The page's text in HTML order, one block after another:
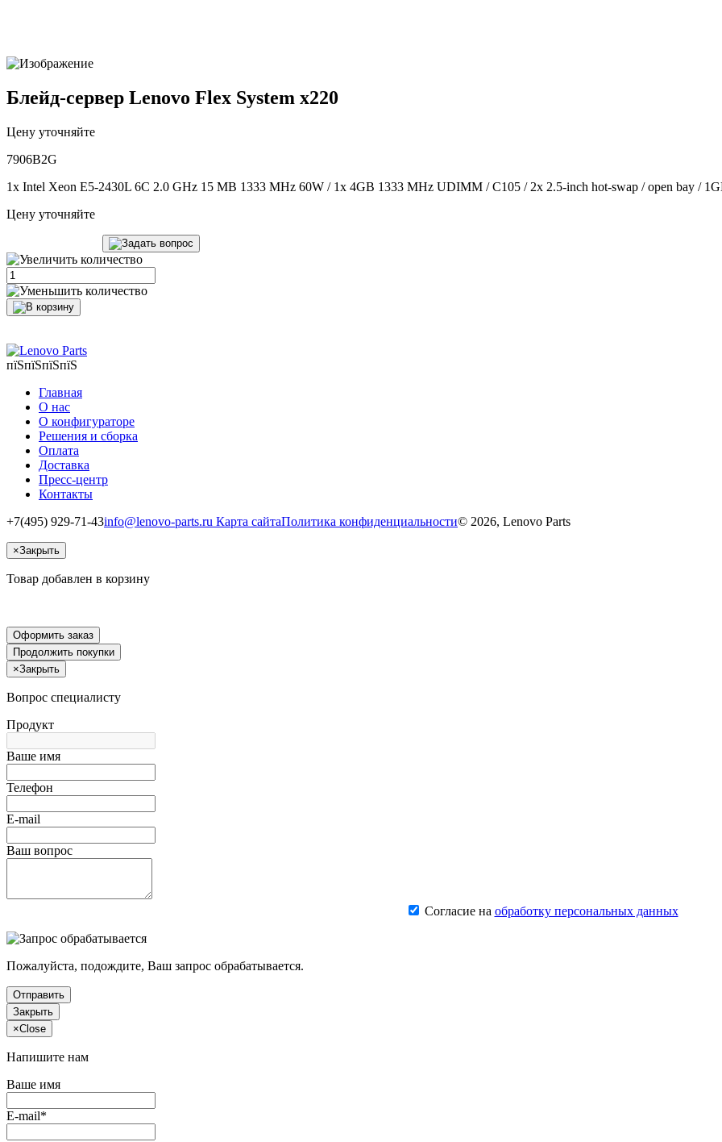
Блейд-сервер Lenovo Flex System x220
Цену уточняйте
7906B2G
1x Intel Xeon E5-2430L 6C 2.0 GHz 15 MB 1333 MHz 60W / 1x 4GB 1333 MHz UDIMM / C105 / 2x 2.5-inch hot-swap / open bay /
Цену уточняйте
пїЅпїЅпїЅпїЅ
Главная
О нас
О конфигураторе
Решения и сборка
Оплата
Доставка
Пресс-центр
Контакты
+7(495) 929-71-43info@lenovo-parts.ru Карта сайтаПолитика конфиденциальности© 2026, Lenovo Parts
×Закрыть
Товар добавлен в корзину
Оформить заказ
Продолжить покупки
×Закрыть
Вопрос специалисту
Продукт
Ваше имя
Телефон
E-mail
Ваш вопрос
Согласие на обработку персональных данных
Пожалуйста, подождите, Ваш запрос обрабатывается.
Отправить
Закрыть
×Close
Напишите нам
Ваше имя
E-mail*